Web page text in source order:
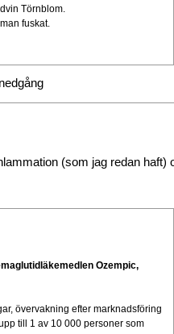
Törnblom.
fuskat.
(som jag redan haft)
Ozempic,
övervakning efter marknadsföring
till 1 av 10 000 personer som